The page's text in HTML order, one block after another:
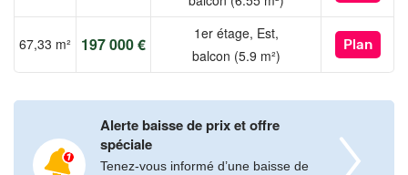
67,33 m² 197 000 €
1er étage, Est,
balcon (5.9 m²)
Plan
Alerte baisse de prix et offre
spéciale
Tenez-vous informé d’une baisse de